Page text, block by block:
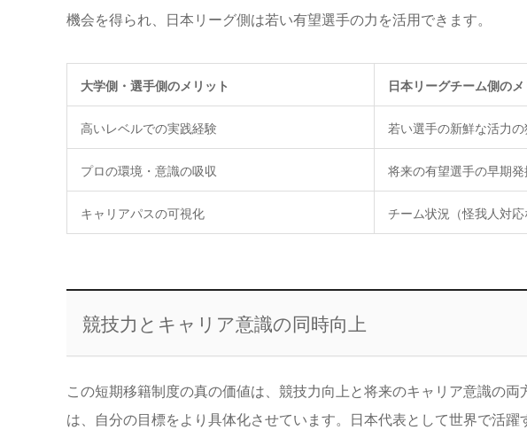
機会を得られ、日本リーグ側は若い有望選手の力を活用できます。
大学側・選手側のメリット 日本リーグチーム側のメ
高いレベルでの実践経験 若い選手の新鮮な活力の
プロの環境・意識の吸収 将来の有望選手の早期発
キャリアパスの可視化 チーム状況（怪我人対
競技力とキャリア意識の同時向上
この短期移籍制度の真の価値は、競技力向上と将来のキャリア意識の
は、自分の目標をより具体化させています。日本代表として世界で活